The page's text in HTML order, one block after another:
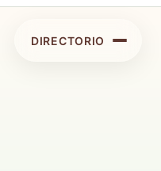
DIRECTORIO